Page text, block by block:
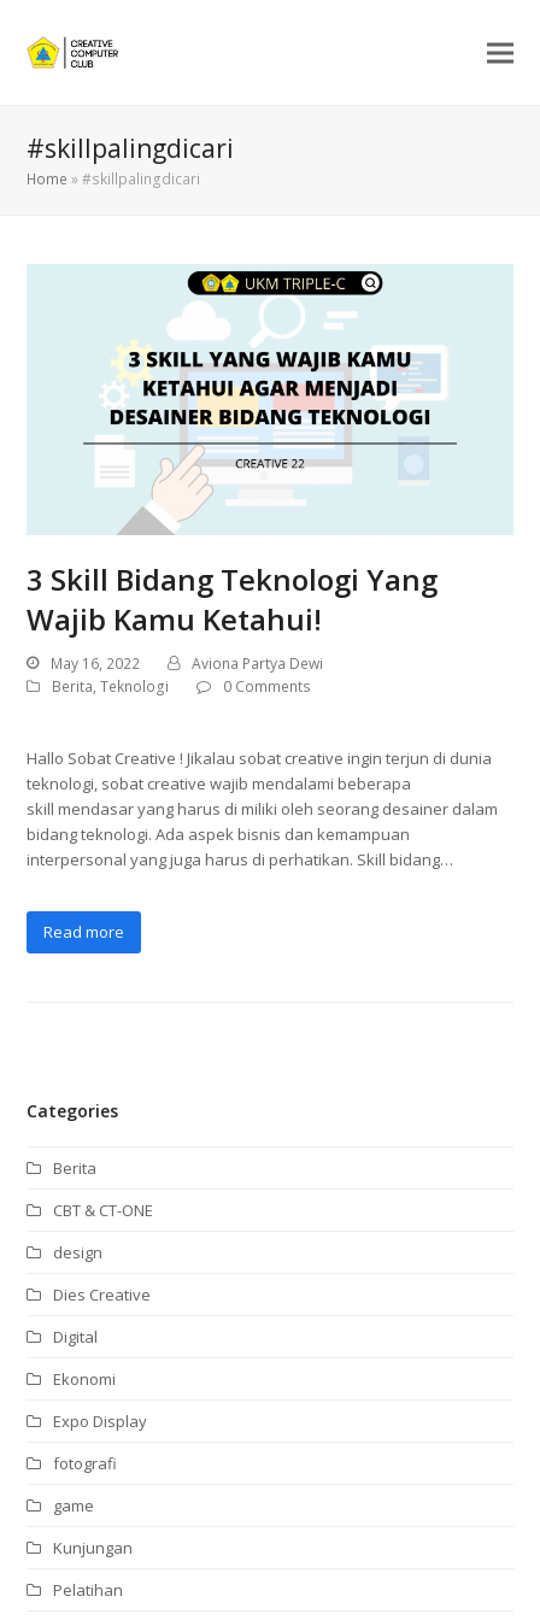
#skillpalingdicari
Home »#skillpalingdicari
3 Skill Bidang Teknologi Yang
Wajib Kamu Ketahui!
May 16, 2022
Aviona Partya Dewi
Berita,Teknologi 0 Comments
Hallo Sobat Creative ! Jikalau sobat creative ingin terjun di dunia
teknologi, sobat creative wajib mendalami beberapa
skill mendasar yang harus di miliki oleh seorang desainer dalam
bidang teknologi. Ada aspek bisnis dan kemampuan
interpersonal yang juga harus di perhatikan. Skill bidang…
Read more
Categories
Berita
CBT & CT-ONE
design
Dies Creative
Digital
Ekonomi
Expo Display
fotografi
game
Kunjungan
Pelatihan